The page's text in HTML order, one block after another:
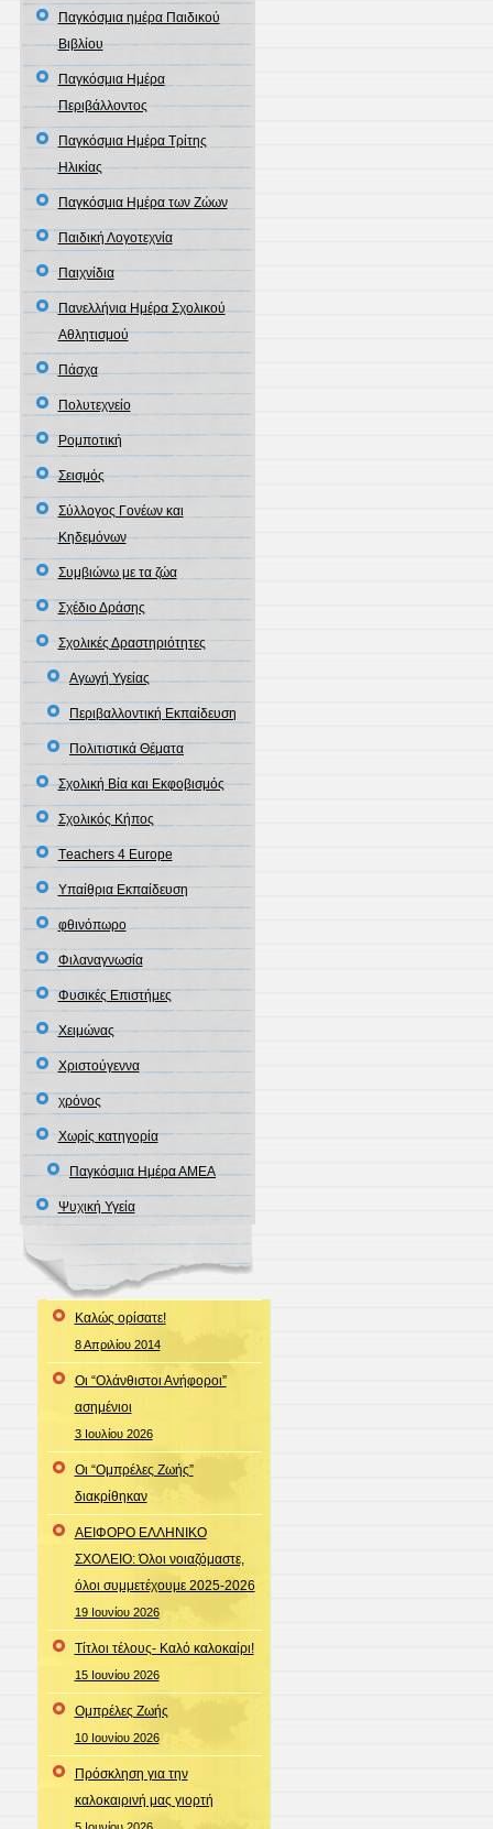
Παγκόσμια ημέρα Παιδικού
Βιβλίου
Παγκόσμια Ημέρα
Περιβάλλοντος
Παγκόσμια Ημέρα Τρίτης
Ηλικίας
Παγκόσμια Ημέρα των Ζώων
Παιδική Λογοτεχνία
Παιχνίδια
Πανελλήνια Ημέρα Σχολικού
Αθλητισμού
Πάσχα
Πολυτεχνείο
Ρομποτική
Σεισμός
Σύλλογος Γονέων και
Κηδεμόνων
Συμβιώνω με τα ζώα
Σχέδιο Δράσης
Σχολικές Δραστηριότητες
Αγωγή Υγείας
Περιβαλλοντική Εκπαίδευση
Πολιτιστικά Θέματα
Σχολική Βία και Εκφοβισμός
Σχολικός Κήπος
Τeachers 4 Europe
Υπαίθρια Εκπαίδευση
φθινόπωρο
Φιλαναγνωσία
Φυσικές Επιστήμες
Χειμώνας
Χριστούγεννα
χρόνος
Χωρίς κατηγορία
Παγκόσμια Ημέρα ΑΜΕΑ
Ψυχική Υγεία
Καλώς ορίσατε!
8 Απριλίου 2014
Οι “Ολάνθιστοι Ανήφοροι”
ασημένιοι
3 Ιουλίου 2026
Οι “Ομπρέλες Ζωής”
διακρίθηκαν
ΑΕΙΦΟΡΟ ΕΛΛΗΝΙΚΟ
ΣΧΟΛΕΙΟ: Όλοι νοιαζόμαστε,
όλοι συμμετέχουμε 2025-2026
19 Ιουνίου 2026
Τίτλοι τέλους- Καλό καλοκαίρι!
15 Ιουνίου 2026
Ομπρέλες Ζωής
10 Ιουνίου 2026
Πρόσκληση για την
καλοκαιρινή μας γιορτή